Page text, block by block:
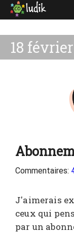
18
Commentaires:
J'aimerais
ceux qui
par un